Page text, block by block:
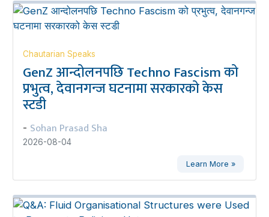
Chautarian Speaks
GenZ आन्दोलनपछि Techno Fascism को
प्रभुत्व, देवानगन्ज घटनामा सरकारको केस
स्टडी
- Sohan Prasad Sha
2026-08-04
Learn More »